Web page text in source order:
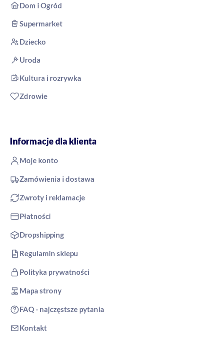
Dom i Ogród
Supermarket
Dziecko
Uroda
Kultura i rozrywka
Zdrowie
Informacje dla klienta
Moje konto
Zamówienia i dostawa
Zwroty i reklamacje
Płatności
Dropshipping
Regulamin sklepu
Polityka prywatności
Mapa strony
FAQ - najczęstsze pytania
Kontakt